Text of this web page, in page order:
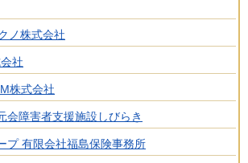
ノ株式会社
社
株式会社
会障害者支援施設しびらき
プ 有限会社福島保険事務所